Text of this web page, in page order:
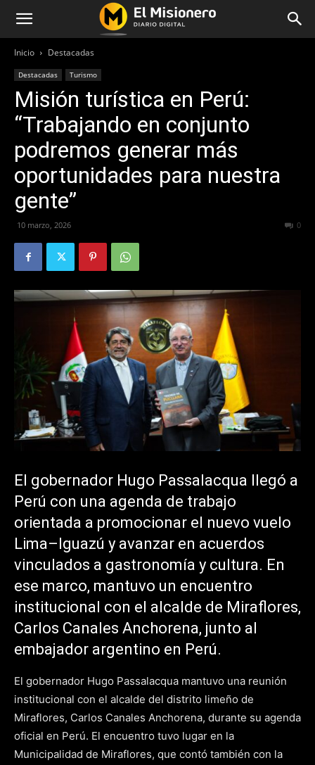
Inicio Destacadas
Destacadas Turismo
Misión turística en Perú:
“Trabajando en conjunto
podremos generar más
oportunidades para nuestra
gente”
10 marzo, 2026 0
El gobernador Hugo Passalacqua llegó a
Perú con una agenda de trabajo
orientada a promocionar el nuevo vuelo
Lima–Iguazú y avanzar en acuerdos
vinculados a gastronomía y cultura. En
ese marco, mantuvo un encuentro
institucional con el alcalde de Miraflores,
Carlos Canales Anchorena, junto al
embajador argentino en Perú.
El gobernador Hugo Passalacqua mantuvo una reunión
institucional con el alcalde del distrito limeño de
Miraflores, Carlos Canales Anchorena, durante su agenda
oficial en Perú. El encuentro tuvo lugar en la
Municipalidad de Miraflores, que contó también con la